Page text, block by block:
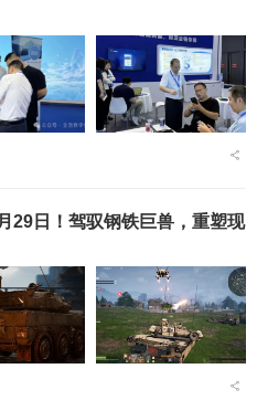
29日！驾驭钢铁巨兽，重塑现